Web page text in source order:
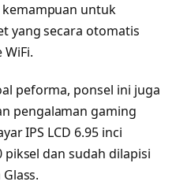
kemampuan untuk
yang secara otomatis
peforma, ponsel ini juga
pengalaman gaming
IPS LCD 6.95 inci
piksel dan sudah dilapisi